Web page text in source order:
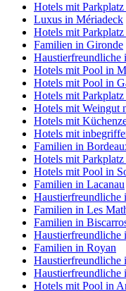
Hotels mit
Luxus in Mériadeck
Hotels mit
Familien in Gironde
Haustierfreundliche
Hotels mit Pool in
Hotels mit Pool in
Hotels mit Parkplatz
Hotels mit Weingut
Hotels mit
Hotels mit
Familien in
Hotels mit
Hotels mit Pool in
Familien in Lacanau
Haustierfreundliche
Familien in Les
Familien in
Haustierfreundliche
Familien in Royan
Haustierfreundliche
Haustierfreundliche
Hotels mit Pool in